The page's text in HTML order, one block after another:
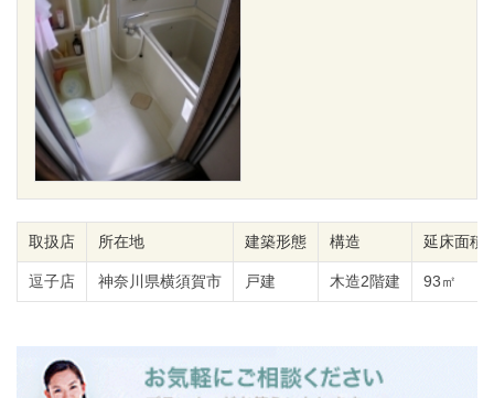
取扱店 所在地 建築形態 構造 延床面積
逗子店 神奈川県横須賀市 戸建 木造2階建 93㎡